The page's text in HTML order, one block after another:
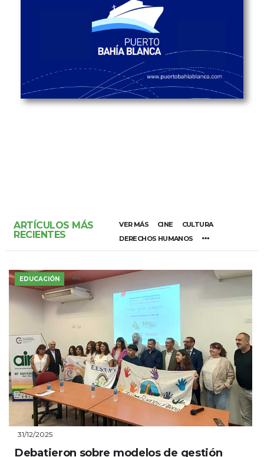
ARTÍCULOS MÁS
RECIENTES
VER MÁS CINE
CULTURA
DERECHOS HUMANOS
EDUCACIÓN
31/12/2025
Debatieron sobre modelos de gestión